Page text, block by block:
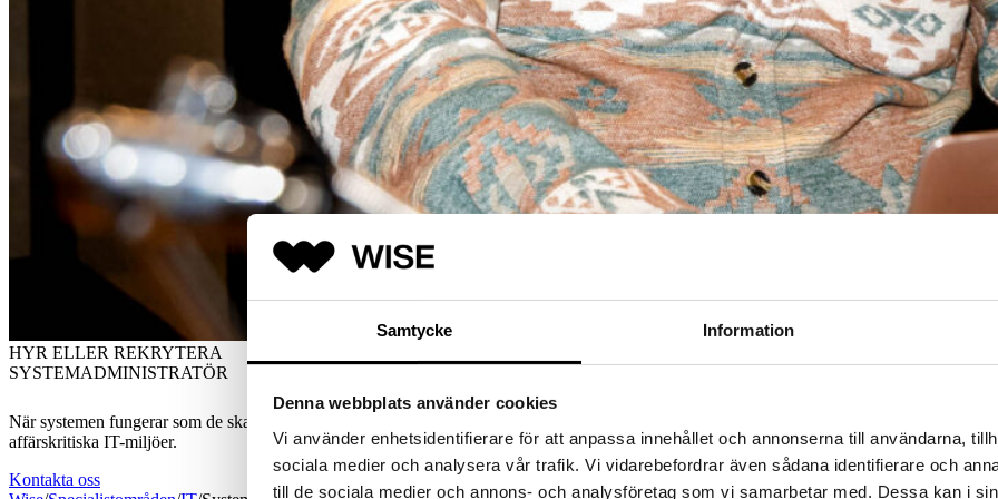
Samtycke Information
Denna webbplats använder cookies
Vi använder enhetsidentifierare för att anpassa innehållet och annonserna till användarna,
sociala medier och analysera vår trafik. Vi vidarebefordrar även sådana identifierare och
till de sociala medier och annons- och analysföretag som vi samarbetar med. Dessa kan i
HYR ELLER REKRYTERA
SYSTEM­ADMINISTRATÖR
När systemen fungerar som de ska märks de knappt. När de inte gör det påverkas hela verksamheten. Wise IT hjälper dig att rekrytera eller
affärskritiska IT-miljöer.
Kontakta oss